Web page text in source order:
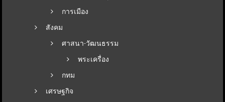
การเมือง
สังคม
ศาสนา-วัฒนธรรม
พระเครื่อง
กทม
เศรษฐกิจ